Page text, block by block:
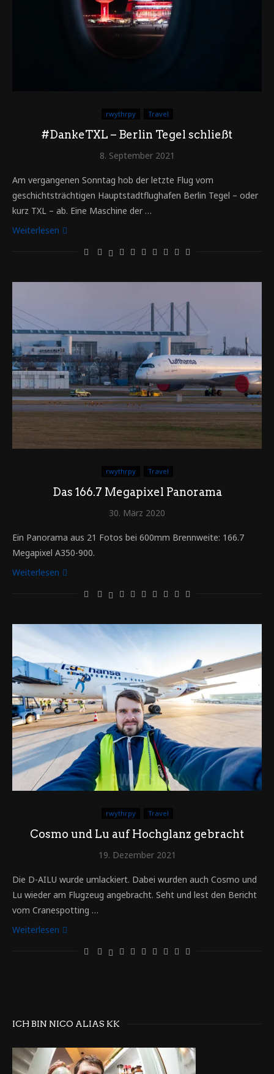
rwythrpy Travel
#DankeTXL – Berlin Tegel schließt
8. September 2021
Am vergangenen Sonntag hob der letzte Flug vom
geschichtsträchtigen Hauptstadtflughafen Berlin Tegel – oder
kurz TXL – ab. Eine Maschine der …
Weiterlesen
rwythrpy Travel
Das 166.7 Megapixel Panorama
30. März 2020
Ein Panorama aus 21 Fotos bei 600mm Brennweite: 166.7
Megapixel A350-900.
Weiterlesen
rwythrpy Travel
Cosmo und Lu auf Hochglanz gebracht
19. Dezember 2021
Die D-AILU wurde umlackiert. Dabei wurden auch Cosmo und
Lu wieder am Flugzeug angebracht. Seht und lest den Bericht
vom Cranespotting …
Weiterlesen
ICH BIN NICO ALIAS KK